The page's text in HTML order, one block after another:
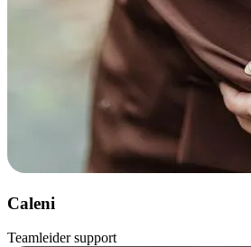
Caleni
Teamleider support